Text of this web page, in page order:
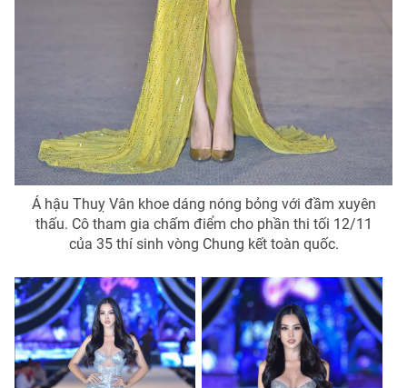
Infographic
Shorts video
VTV Money VTV Thể thao
VTV Sức khoẻ Bất động sản
Thị trường 24h Tấm lòng Việt
VTV4 Vươn mình bằng AI
VTV9 VTV8
Á hậu Thuỵ Vân khoe dáng nóng bỏng với đầm xuyên
thấu. Cô tham gia chấm điểm cho phần thi tối 12/11
của 35 thí sinh vòng Chung kết toàn quốc.